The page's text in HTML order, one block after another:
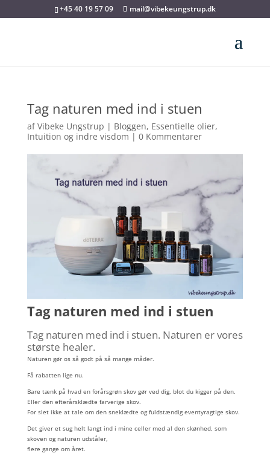
+45 40 19 57 09 mail@vibekeungstrup.dk
Tag naturen med ind i stuen
afVibeke Ungstrup | Bloggen, Essentielle olier,
Intuition og indre visdom | 0 Kommentarer
Tag naturen med ind i stuen
Tag naturen med ind i stuen. Naturen er vores
største healer.
Naturen gør os så godt på så mange måder.
Få rabatten lige nu.
Bare tænk på hvad en forårsgrøn skov gør ved dig, blot du kigger på den.
Eller den efterårsklædte farverige skov.
For slet ikke at tale om den sneklædte og fuldstændig eventyragtige skov.
Det giver et sug helt langt ind i mine celler med al den skønhed, som
skoven og naturen udståler,
flere gange om året.